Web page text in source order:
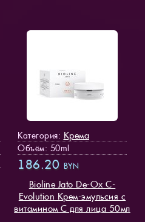
Категория: Крема
Объём: 50ml
186.20 BYN
Bioline Jato De-Ox C-
Evolution Крем-эмульсия с
витамином С для лица 50мл